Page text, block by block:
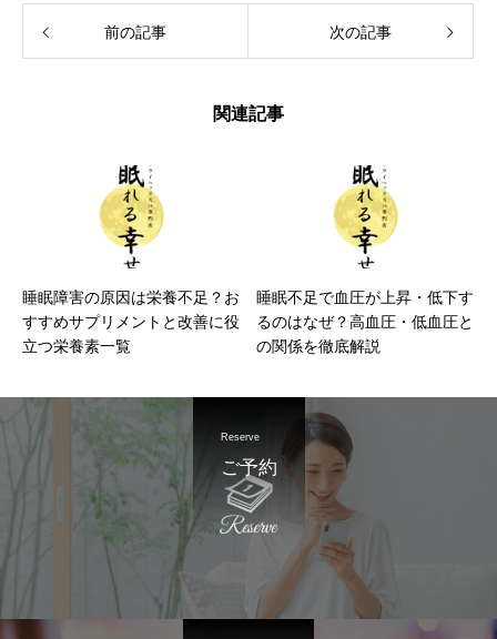
前の記事 次の記事
関連記事
睡眠障害の原因は栄養不足？お
すすめサプリメントと改善に役
立つ栄養素一覧
睡眠不足で血圧が上昇・低下す
るのはなぜ？高血圧・低血圧と
の関係を徹底解説
Reserve
ご予約